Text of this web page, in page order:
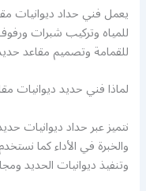
يعمل فني حداد ديوانيات
للمياه وتركيب شبرات
للقمامة وتصميم مقاعد
لماذا فني حديد ديوانيات
نتميز عبر حداد ديوانيات
والخبرة في الأداء كما
وتنفيذ ديوانيات الحديد